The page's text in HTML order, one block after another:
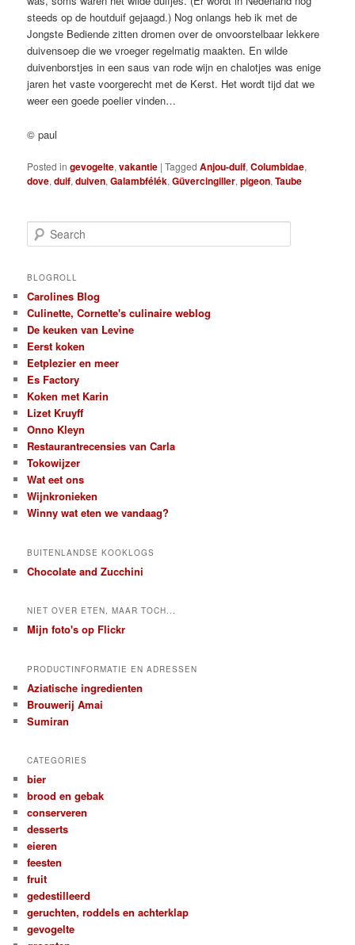
steeds op de houtduif gejaagd.) Nog onlangs heb ik met de
Jongste Bediende zitten dromen over de onvoorstelbaar lekkere
duivensoep die we vroeger regelmatig maakten. En wilde
duivenborstjes in een saus van rode wijn en chalotjes was enige
jaren het vaste voorgerecht met de Kerst. Het wordt tijd dat we
weer een goede poelier vinden…
© paul
Posted in gevogelte,vakantie |Tagged Anjou-duif,Columbidae,
dove,duif,duiven,Galambfélék,Güvercingiller,pigeon,Taube
e
r
h
BLOGROLL
Carolines Blog
Culinette, Cornette's culinaire weblog
De keuken van Levine
Eerst koken
Eetplezier en meer
Es Factory
Koken met Karin
Lizet Kruyff
Onno Kleyn
Restaurantrecensies van Carla
Tokowijzer
Wat eet ons
Wijnkronieken
Winny wat eten we vandaag?
BUITENLANDSE KOOKLOGS
Chocolate and Zucchini
NIET OVER ETEN, MAAR TOCH...
Mijn foto's op Flickr
PRODUCTINFORMATIE EN ADRESSEN
Aziatische ingredienten
Brouwerij Amai
Sumiran
CATEGORIES
bier
brood en gebak
conserveren
desserts
eieren
feesten
fruit
gedestilleerd
geruchten, roddels en achterklap
gevogelte